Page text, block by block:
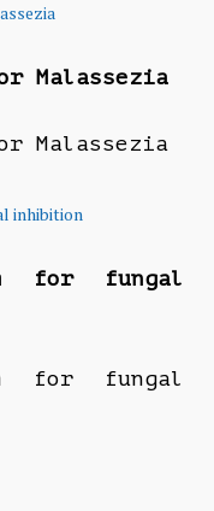
Malassezia
Malassezia
inhibition
for fungal
for fungal